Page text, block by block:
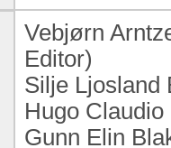
Vebjørn
Editor)
Silje Ljosland
Hugo
Gunn Elin